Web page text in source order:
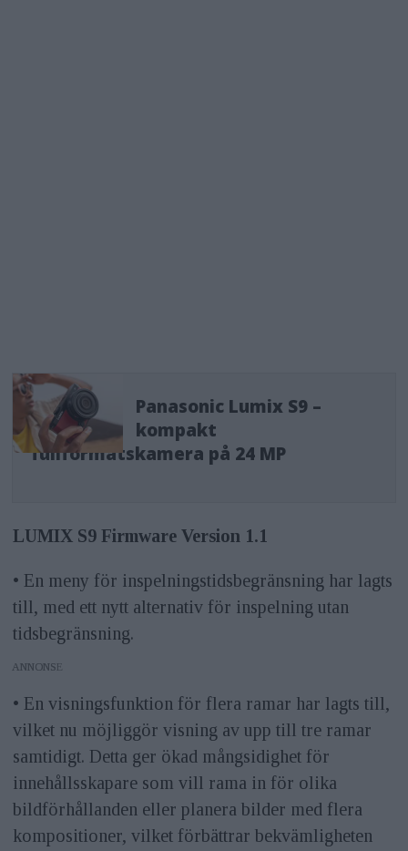
Panasonic Lumix S9 –
kompakt
fullformatskamera på 24 MP
LUMIX S9 Firmware Version 1.1
• En meny för inspelningstidsbegränsning har lagts
till, med ett nytt alternativ för inspelning utan
tidsbegränsning.
ANNONS
• En visningsfunktion för flera ramar har lagts till,
vilket nu möjliggör visning av upp till tre ramar
samtidigt. Detta ger ökad mångsidighet för
innehållsskapare som vill rama in för olika
bildförhållanden eller planera bilder med flera
kompositioner, vilket förbättrar bekvämligheten